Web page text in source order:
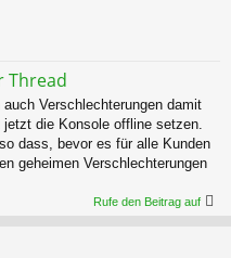
Thread
Verschlechterungen damit
die Konsole offline setzen.
dass, bevor es für alle Kunden
geheimen Verschlechterungen
Rufe den Beitrag auf